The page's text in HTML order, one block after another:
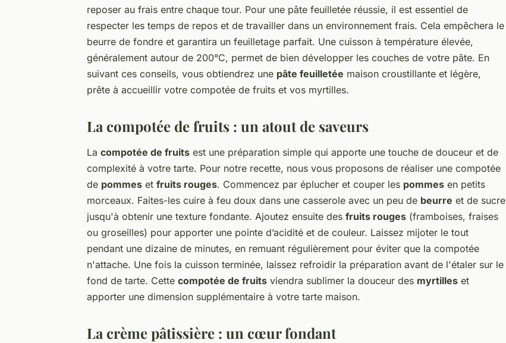
reposer au frais entre chaque tour. Pour une pâte feuilletée réussie, il est essentiel de
respecter les temps de repos et de travailler dans un environnement frais. Cela empêchera le
beurre de fondre et garantira un feuilletage parfait. Une cuisson à température élevée,
généralement autour de 200°C, permet de bien développer les couches de votre pâte. En
suivant ces conseils, vous obtiendrez une pâte feuilletée maison croustillante et légère,
prête à accueillir votre compotée de fruits et vos myrtilles.
La compotée de fruits : un atout de saveurs
La compotée de fruits est une préparation simple qui apporte une touche de douceur et de
complexité à votre tarte. Pour notre recette, nous vous proposons de réaliser une compotée
de pommes et fruits rouges. Commencez par éplucher et couper les pommes en petits
morceaux. Faites-les cuire à feu doux dans une casserole avec un peu de beurre et de sucre
jusqu'à obtenir une texture fondante. Ajoutez ensuite des fruits rouges (framboises, fraises
ou groseilles) pour apporter une pointe d’acidité et de couleur. Laissez mijoter le tout
pendant une dizaine de minutes, en remuant régulièrement pour éviter que la compotée
n'attache. Une fois la cuisson terminée, laissez refroidir la préparation avant de l'étaler sur le
fond de tarte. Cette compotée de fruits viendra sublimer la douceur des myrtilles et
apporter une dimension supplémentaire à votre tarte maison.
La crème pâtissière : un cœur fondant